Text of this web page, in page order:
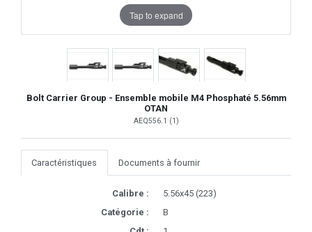
Tap to expand
Bolt Carrier Group - Ensemble mobile M4 Phosphaté 5.56mm
OTAN
AEQ556.1 (1)
Caractéristiques Documents à fournir
Calibre :
5.56x45 (223)
Catégorie :
B